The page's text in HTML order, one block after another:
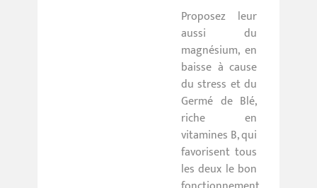
Proposez leur
aussi du
magnésium, en
baisse à cause
du stress et du
Germé de Blé,
riche en
vitamines B, qui
favorisent tous
les deux le bon